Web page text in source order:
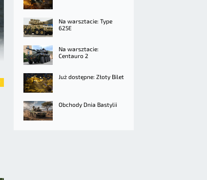
Na warsztacie: Type
625E
Na warsztacie:
Centauro 2
Już dostępne: Złoty Bilet
Obchody Dnia Bastylii